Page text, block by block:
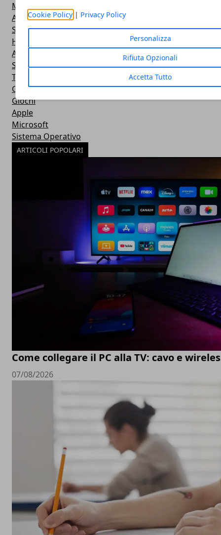
Cookie Policy| Privacy Policy
Personalizza
Rifiuta Opzionali
Accetta Tutto
Mouse e Tastiera
Apple
Stampante
Hardware
Android
Software
Tablet
Giochi
Giochi
Apple
Microsoft
Sistema Operativo
ARTICOLI POPOLARI
Come collegare il PC alla TV: cavo e
07/08/2026